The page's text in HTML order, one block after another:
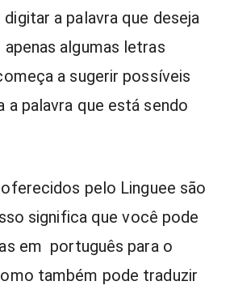
a palavra que deseja
algumas letras
a sugerir possíveis
a palavra que está sendo
pelo Linguee são
significa que você pode
em português para o
também pode traduzir